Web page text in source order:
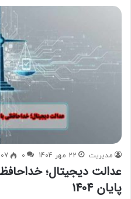
مدیریت 22 مهر 1404 0
عدالت دیجیتال؛
پایان 1404